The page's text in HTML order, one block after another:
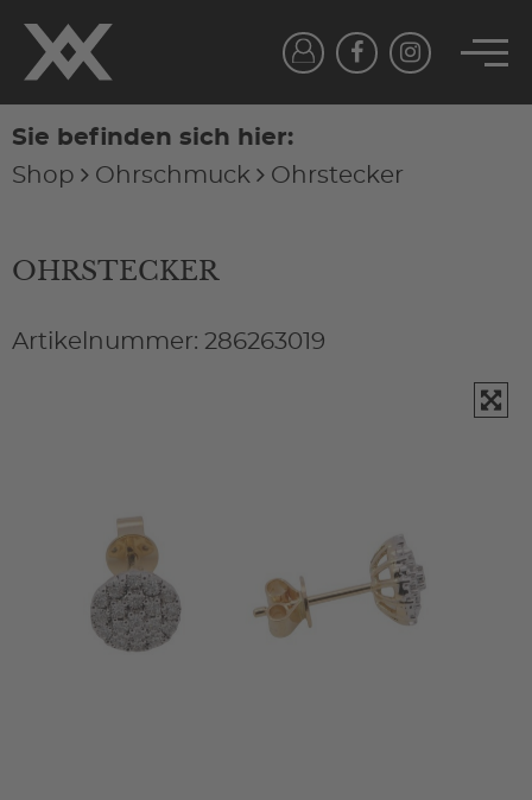
Sie befinden sich hier:
Shop
Ohrschmuck Ohrstecker
OHRSTECKER
Artikelnummer: 286263019